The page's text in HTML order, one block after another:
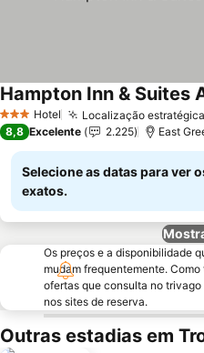
3 EstrelasHotel Localização
Hampton Inn & Suites
8,8 Excelente 2.225 East
Selecione as datas para ver
exatos.
Os preços e a disponibilidade
mudam frequentemente.
ofertas que consulta no
nos sites de reserva.
Outras estadias em